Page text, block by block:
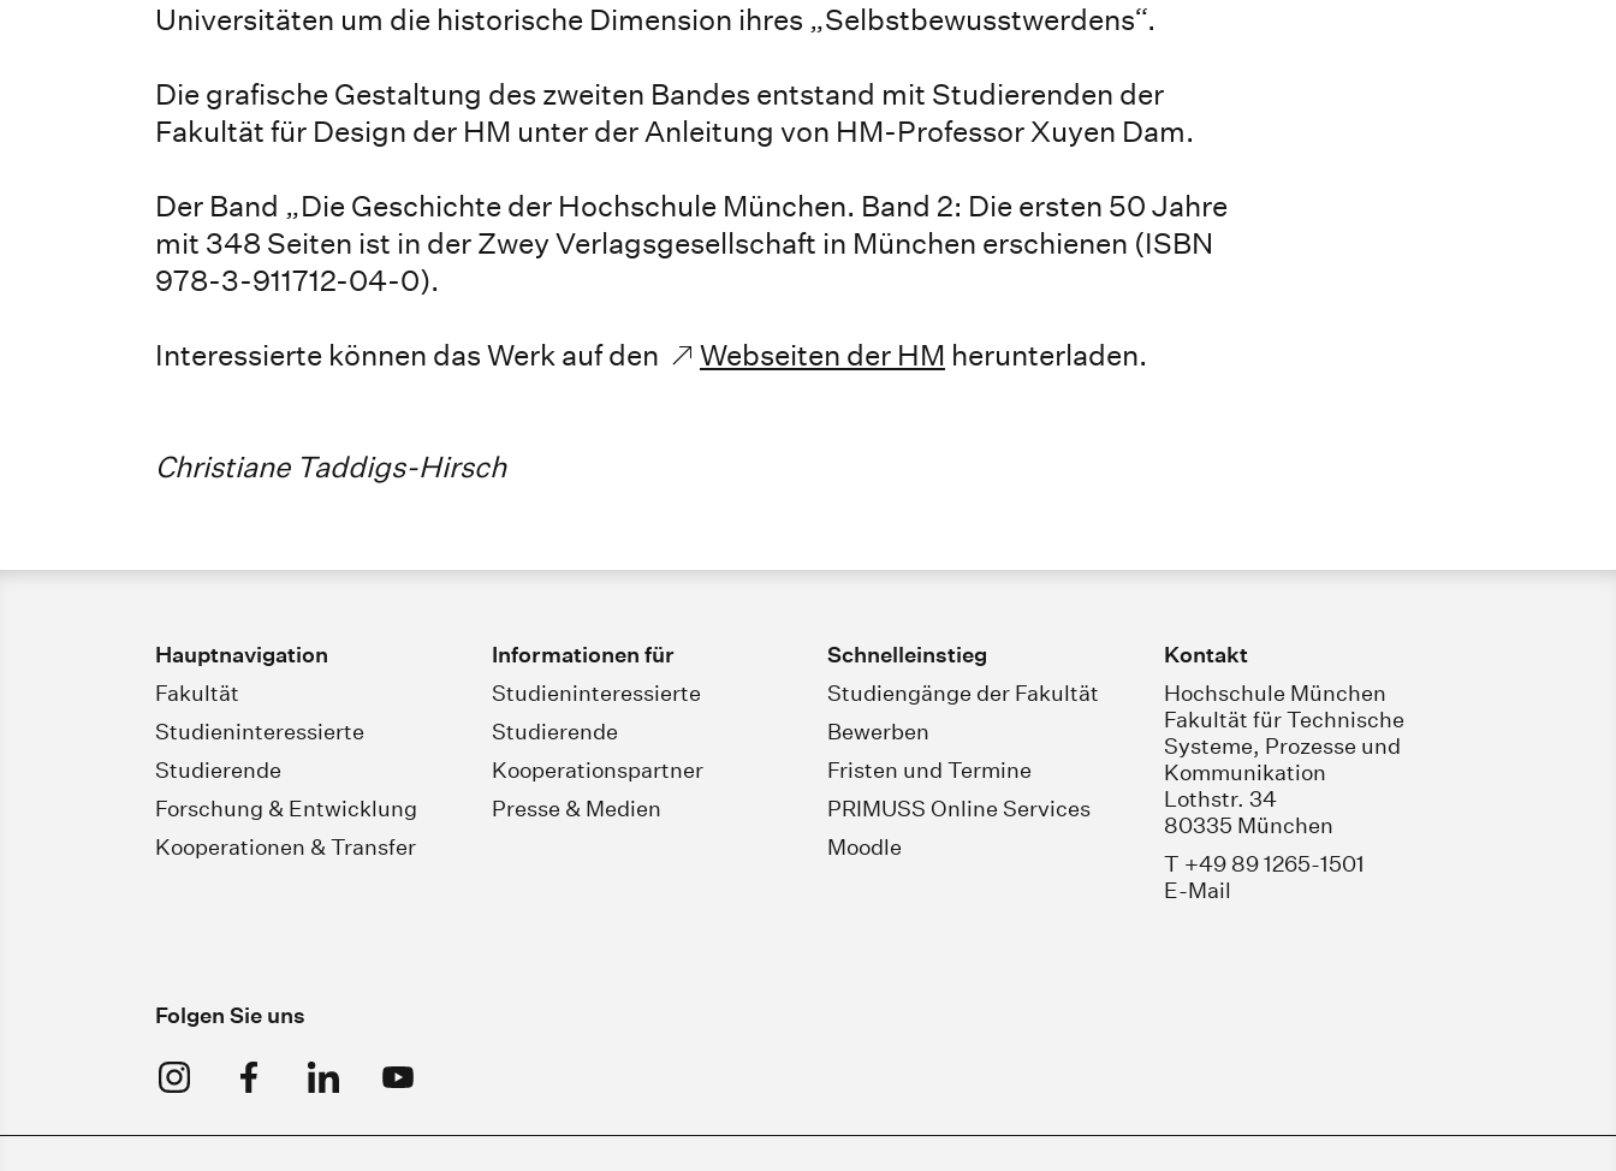
Universitäten um die historische Dimension ihres „Selbstbewusstwerdens“.
Die grafische Gestaltung des zweiten Bandes entstand mit Studierenden der
Fakultät für Design der HM unter der Anleitung von HM-Professor Xuyen Dam.
Der Band „Die Geschichte der Hochschule München. Band 2: Die ersten 50 Jahre
mit 348 Seiten ist in der Zwey Verlagsgesellschaft in München erschienen (ISBN
978-3-911712-04-0).
Interessierte können das Werk auf den Webseiten der HM herunterladen.
Christiane Taddigs-Hirsch
Hauptnavigation
Fakultät
Studieninteressierte
Studierende
Forschung & Entwicklung
Kooperationen & Transfer
Informationen für
Studieninteressierte
Studierende
Kooperationspartner
Presse & Medien
Schnelleinstieg
Studiengänge der Fakultät
Bewerben
Fristen und Termine
PRIMUSS Online Services
Moodle
Kontakt
Hochschule München
Fakultät für Technische
Systeme, Prozesse und
Kommunikation
Lothstr. 34
80335 München
T +49 89 1265-1501
E-Mail
Folgen Sie uns